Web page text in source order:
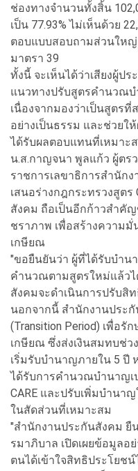
ช่องทางจำนวนทั้งสิ้น
เป็น 77.93% ไม่เห็นด้วย
ตอบแบบสอบถามส่วนใหญ่
มาตรา 39
ทั้งนี้ จะเห็นได้ว่าเสียงผู้ป
แนวทางปรับสูตรคำนวณบ
เนื่องจากมองว่าเป็นสูตร
อย่างเป็นธรรม และช่วยใ
ได้รับผลตอบแทนที่เหมาะ
น.ส.กาญจนา พูลแก้ว ผู้ตร
ราชการเลขาธิการสำนัก
เสนอร่างกฎกระทรวงสูต
สังคม ถือเป็นอีกก้าวสำคั
ชราภาพ เพื่อสร้างความ
เกษียณ
"ขอยืนยันว่า ผู้ที่ได้รับบำน
คำนวณตามสูตรใหม่แล้ว
สังคมจะดำเนินการปรับสิ
นอกจากนี้ สำนักงานประ
(Transition Period) เพื่อ
เกษียณ ซึ่งส่งเงินสมทบช่ว
เริ่มรับบำนาญภายใน 5 ปี
ได้รับการคำนวณบำนาญเ
CARE และปรับเพิ่มบำนา
ในสัดส่วนที่เหมาะสม
"สำนักงานประกันสังคม ยื
รมาภิบาล เปิดเผยข้อมูลอ
ตนได้เข้าใจสิทธิประโยชน์